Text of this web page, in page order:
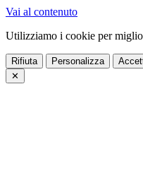
Vai al contenuto
Utilizziamo i cookie per
Rifiuta Personalizza
✕